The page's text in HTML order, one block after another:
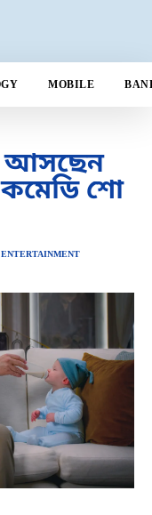
MOBILE
আসছেন
কমেডি শো
ENTERTAINMENT